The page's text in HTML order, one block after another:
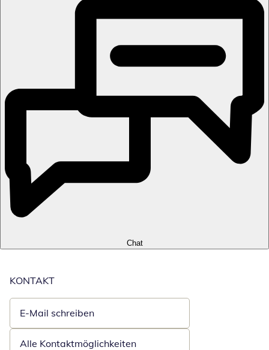
Chat
KONTAKT
E-Mail schreiben
Öffnet E-Mail-Client
Alle Kontaktmöglichkeiten